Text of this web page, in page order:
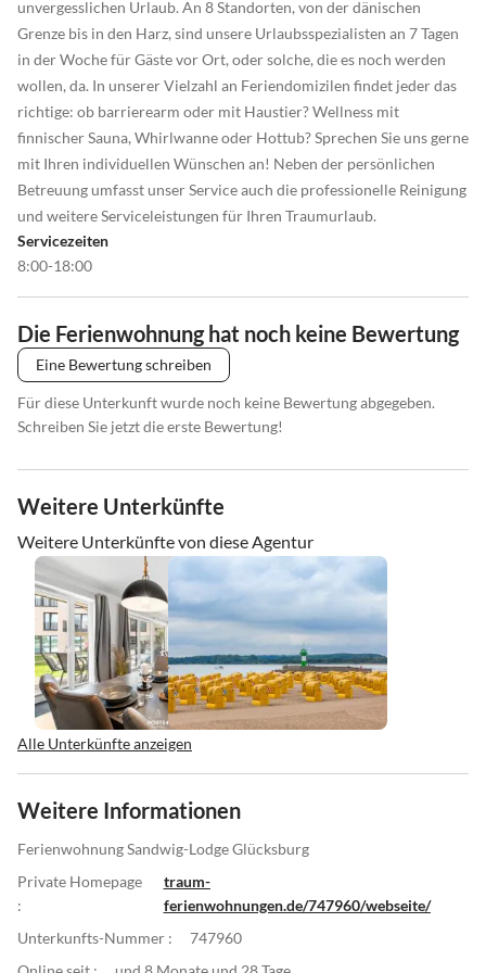
unvergesslichen Urlaub. An 8 Standorten, von der dänischen
Grenze bis in den Harz, sind unsere Urlaubsspezialisten an 7 Tagen
in der Woche für Gäste vor Ort, oder solche, die es noch werden
wollen, da. In unserer Vielzahl an Feriendomizilen findet jeder das
richtige: ob barrierearm oder mit Haustier? Wellness mit
finnischer Sauna, Whirlwanne oder Hottub? Sprechen Sie uns gerne
mit Ihren individuellen Wünschen an! Neben der persönlichen
Betreuung umfasst unser Service auch die professionelle Reinigung
und weitere Serviceleistungen für Ihren Traumurlaub.
Servicezeiten
8:00-18:00
Die Ferienwohnung hat noch keine Bewertung
Eine Bewertung schreiben
Für diese Unterkunft wurde noch keine Bewertung abgegeben.
Schreiben Sie jetzt die erste Bewertung!
Weitere Unterkünfte
Weitere Unterkünfte von diese Agentur
Alle Unterkünfte anzeigen
Weitere Informationen
Ferienwohnung Sandwig-Lodge Glücksburg
Private Homepage
:
traum-
ferienwohnungen.de/747960/webseite/
Unterkunfts-Nummer :
747960